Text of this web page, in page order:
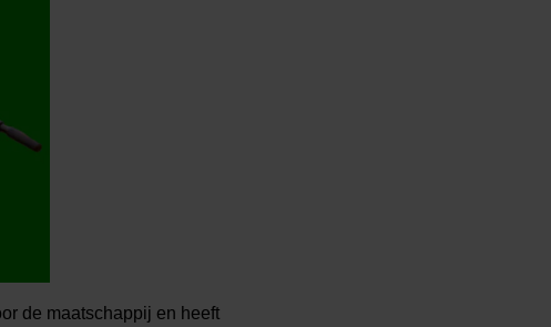
de maatschappij en heeft